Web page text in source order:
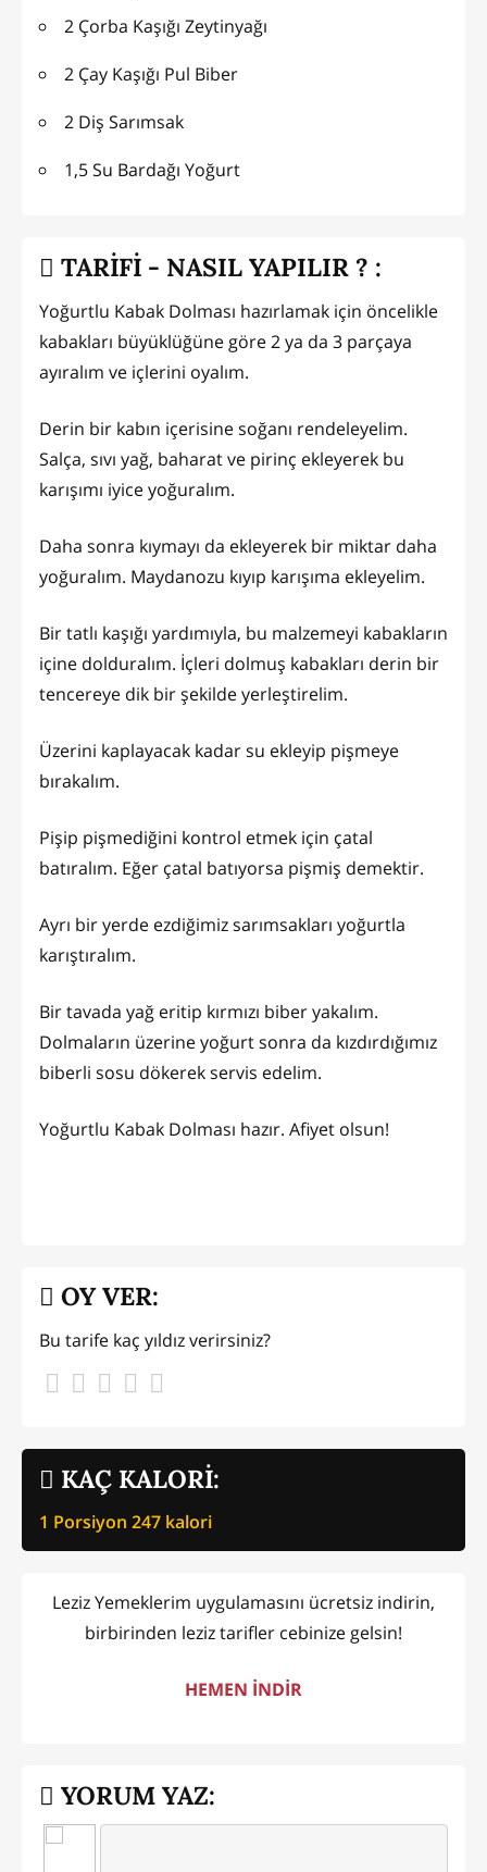
2 Çorba Kaşığı Zeytinyağı
2 Çay Kaşığı Pul Biber
2 Diş Sarımsak
1,5 Su Bardağı Yoğurt
TARİFİ - NASIL YAPILIR ? :
Yoğurtlu Kabak Dolması hazırlamak için öncelikle
kabakları büyüklüğüne göre 2 ya da 3 parçaya
ayıralım ve içlerini oyalım.
Derin bir kabın içerisine soğanı rendeleyelim.
Salça, sıvı yağ, baharat ve pirinç ekleyerek bu
karışımı iyice yoğuralım.
Daha sonra kıymayı da ekleyerek bir miktar daha
yoğuralım. Maydanozu kıyıp karışıma ekleyelim.
Bir tatlı kaşığı yardımıyla, bu malzemeyi kabakların
içine dolduralım. İçleri dolmuş kabakları derin bir
tencereye dik bir şekilde yerleştirelim.
Üzerini kaplayacak kadar su ekleyip pişmeye
bırakalım.
Pişip pişmediğini kontrol etmek için çatal
batıralım. Eğer çatal batıyorsa pişmiş demektir.
Ayrı bir yerde ezdiğimiz sarımsakları yoğurtla
karıştıralım.
Bir tavada yağ eritip kırmızı biber yakalım.
Dolmaların üzerine yoğurt sonra da kızdırdığımız
biberli sosu dökerek servis edelim.
Yoğurtlu Kabak Dolması hazır. Afiyet olsun!
KAÇ KALORİ:
1 Porsiyon 247 kalori
OY VER:
Bu tarife kaç yıldız verirsiniz?
Leziz Yemeklerim uygulamasını ücretsiz indirin,
birbirinden leziz tarifler cebinize gelsin!
HEMEN İNDİR
YORUM YAZ: